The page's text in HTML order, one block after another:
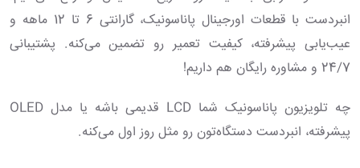
انبردست با قطعات اورجینال پاناسونیک، گارانتی 6 تا 12 ماهه و
عیب‌یابی پیشرفته، کیفیت تعمیر رو تضمین می‌کنه. پشتیبانی
24/7 و مشاوره رایگان هم داریم!
چه تلویزیون پاناسونیک شما LCD قدیمی باشه یا مدل OLED
پیشرفته، انبردست دستگاه‌تون رو مثل روز اول می‌کنه.